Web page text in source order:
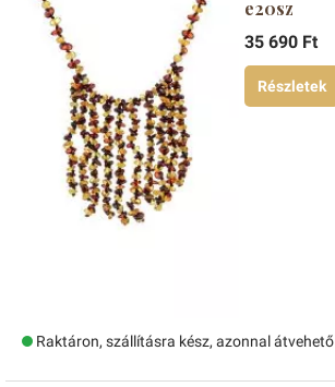
e20sz
35 690 Ft
Részletek
Raktáron, szállításra kész, azonnal átvehető